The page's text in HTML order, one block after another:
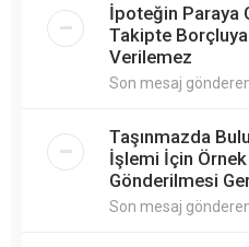
İpoteğin Paraya
Takipte Borçluya
Verilemez
Son mesaj
Taşınmazda
İşlemi İçin
Gönderilmesi
Son mesaj